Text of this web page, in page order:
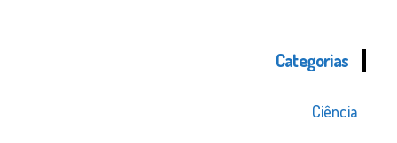
Categorias
Ciência